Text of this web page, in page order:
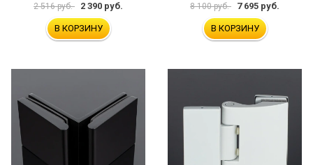
2 516 руб. 2 390 руб.
В КОРЗИНУ
8 100 руб. 7 695 руб.
В КОРЗИНУ